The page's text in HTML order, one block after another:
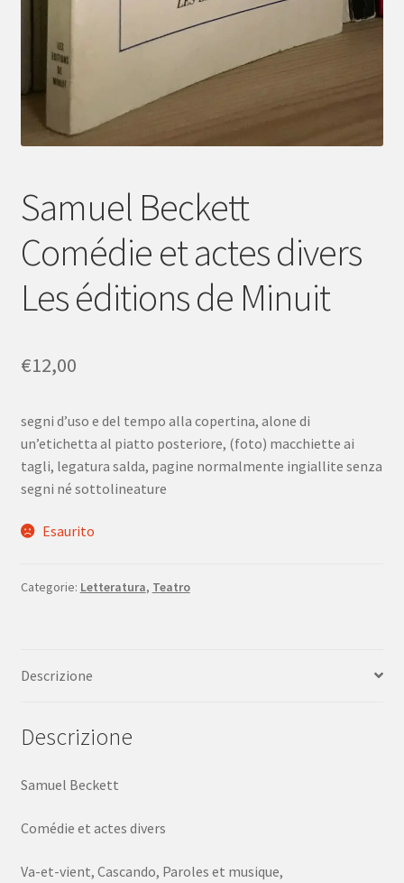
Samuel Beckett
Comédie et actes divers
Les éditions de Minuit
€12,00
segni d’uso e del tempo alla copertina, alone di
un’etichetta al piatto posteriore, (foto) macchiette ai
tagli, legatura salda, pagine normalmente ingiallite senza
segni né sottolineature
Esaurito
Categorie: Letteratura, Teatro
Descrizione
Descrizione
Samuel Beckett
Comédie et actes divers
Va-et-vient, Cascando, Paroles et musique,